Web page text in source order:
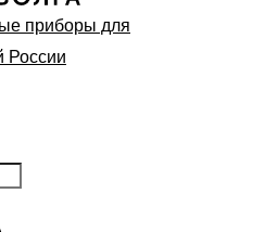
приборы для
России